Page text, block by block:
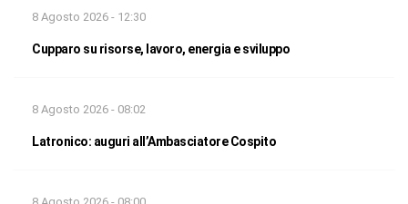
8 Agosto 2026 - 12:30
Cupparo su risorse, lavoro, energia e sviluppo
8 Agosto 2026 - 08:02
Latronico: auguri all’Ambasciatore Cospito